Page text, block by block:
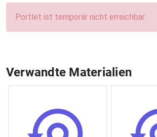
Portlet ist temporär nicht erreichbar.
Verwandte Materialien